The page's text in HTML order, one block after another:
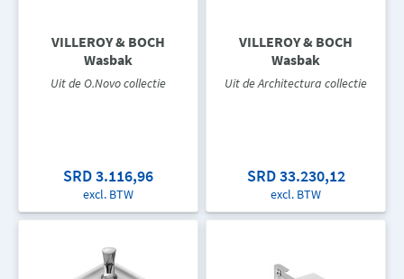
VILLEROY & BOCH
Wasbak
Uit de O.Novo collectie
SRD 3.116,96
excl. BTW
VILLEROY & BOCH
Wasbak
Uit de Architectura collectie
SRD 33.230,12
excl. BTW